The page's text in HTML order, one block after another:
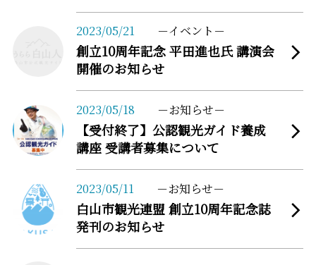
創立10周年記念 平田進也氏 講演会
開催のお知らせ
2023/05/21 イベント
more
【受付終了】公認観光ガイド養成
講座 受講者募集について
2023/05/18 お知らせ
more
白山市観光連盟 創立10周年記念誌
発刊のお知らせ
2023/05/11 お知らせ
more
more